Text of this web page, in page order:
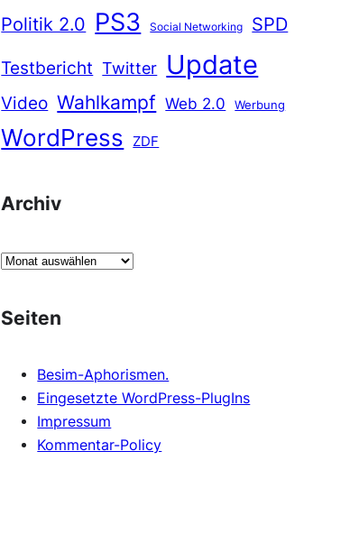
Politik 2.0 PS3 Social Networking
SPD
Testbericht Twitter Update
Video Wahlkampf Web 2.0 Werbung
WordPress ZDF
Archiv
A
h
Seiten
Besim-Aphorismen.
Eingesetzte WordPress-PlugIns
Impressum
Kommentar-Policy